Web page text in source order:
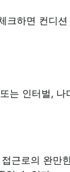
하면 컨디
는 인터벌,
근로의 완